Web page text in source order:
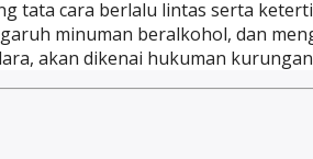
tata cara berlalu lintas serta
minuman beralkohol, dan
akan dikenai hukuman